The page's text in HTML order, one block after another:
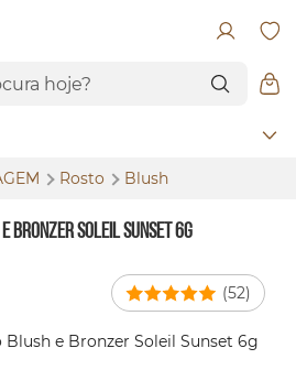
Rosto Blush
e Bronzer Soleil Sunset 6g
(52)